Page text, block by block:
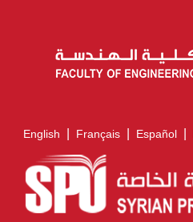
English | Français | Español |